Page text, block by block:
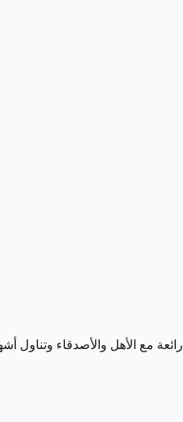
مع الأهل والأصدقاء وتناول